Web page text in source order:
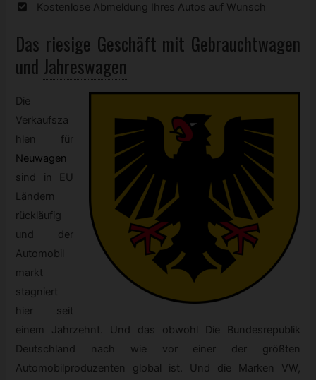
Kostenlose Abmeldung Ihres Autos auf Wunsch
Das riesige Geschäft mit Gebrauchtwagen
und Jahreswagen
Die
Verkaufsza
hlen für
Neuwagen
sind in EU
Ländern
rückläufig
und der
Automobil
markt
stagniert
hier seit
einem Jahrzehnt. Und das obwohl Die Bundesrepublik
Deutschland nach wie vor einer der größten
Automobilproduzenten global ist. Und die Marken VW,